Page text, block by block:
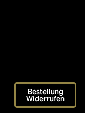
Bestellung
Widerrufen